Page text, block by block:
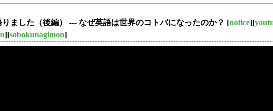
ました（後編） --- なぜ英語は世界のコトバになったのか？ [notice][
][sobokunagimon]